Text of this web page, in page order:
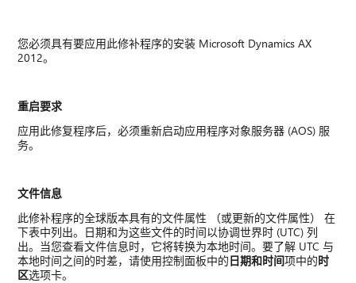
您必须具有要应用此修补程序的安装 Microsoft Dynamics AX
2012。
重启要求
应用此修复程序后，必须重新启动应用程序对象服务器 (AOS) 服
务。
文件信息
此修补程序的全球版本具有的文件属性 （或更新的文件属性） 在
下表中列出。日期和为这些文件的时间以协调世界时 (UTC) 列
出。当您查看文件信息时，它将转换为本地时间。要了解 UTC 与
本地时间之间的时差，请使用控制面板中的日期和时间项中的时
区选项卡。